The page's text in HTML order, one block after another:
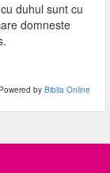
duhul sunt cu
domneste
Powered by Biblia Online